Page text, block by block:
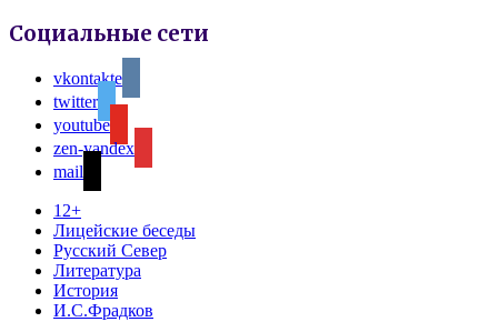
Социальные сети
vkontakte
twitter
youtube
zen-yandex
mail
12+
Лицейские беседы
Русский Север
Литература
История
И.С.Фрадков